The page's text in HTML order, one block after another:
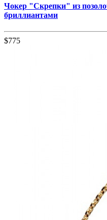
Чокер "Скрепки" из
бриллиантами
$775